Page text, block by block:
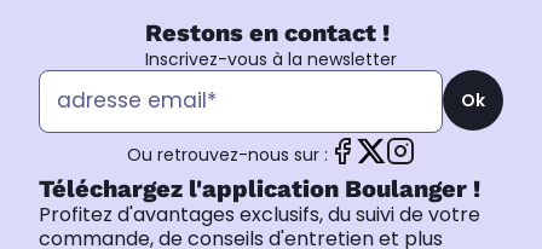
Restons en contact !
Inscrivez-vous à la newsletter
Ok
Ou retrouvez-nous sur :
Téléchargez l'application Boulanger !
Profitez d'avantages exclusifs, du suivi de votre
commande, de conseils d'entretien et plus